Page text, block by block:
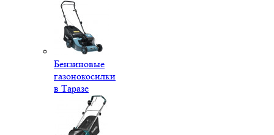
Бензиновые
газонокосилки
в Таразе